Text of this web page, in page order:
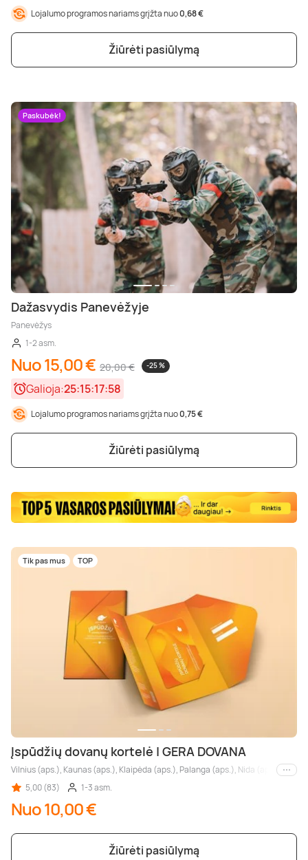
Poilsis dvaruose ir pilyse
Masažų kompleksai
Kitos vandens pramogos
Lojalumo programos nariams grįžta nuo0,68 €
Žiūrėti pasiūlymą
Paskubėk!
Dažasvydis Panevėžyje
Panevėžys
1-2 asm.
Nuo 15,00 € 20,00 € -25 %
Galioja:25:15:17:57
Lojalumo programos nariams grįžta nuo0,75 €
Žiūrėti pasiūlymą
Tik pas mus TOP
Įspūdžių dovanų kortelė | GERA DOVANA
Vilnius (aps.), Kaunas (aps.), Klaipėda (aps.), Palanga (aps.), Nida (aps.), Kiti
5,00 (83)
1-3 asm.
Nuo 10,00 €
Žiūrėti pasiūlymą